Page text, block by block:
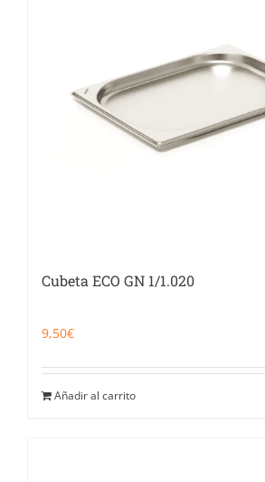
Cubeta ECO GN 1/1.020
9,50€
Añadir al carrito